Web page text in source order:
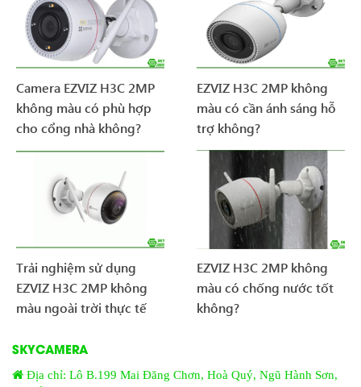
Camera EZVIZ H3C 2MP
không màu có phù hợp
cho cổng nhà không?
EZVIZ H3C 2MP không
màu có cần ánh sáng hỗ
trợ không?
Trải nghiệm sử dụng
EZVIZ H3C 2MP không
màu ngoài trời thực tế
EZVIZ H3C 2MP không
màu có chống nước tốt
không?
SKYCAMERA
Địa chỉ: Lô B.199 Mai Đăng Chơn, Hoà Quý, Ngũ Hành Sơn,